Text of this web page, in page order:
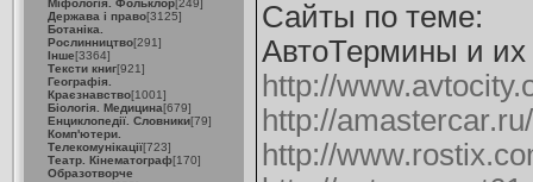
Міфологія. Фольклор[249]
Держава і право[3125]
Ботаніка.
Рослинництво[291]
Інше[3364]
Тексти книг[921]
Географія.
Краєзнавство[1001]
Біологія. Медицина[679]
Енциклопедії. Словники[79]
Комп'ютери.
Телекомунікації[723]
Театр. Кінематограф[170]
Образотворче
Сайты по теме:
АвтоТермины и
http://
http://
http://